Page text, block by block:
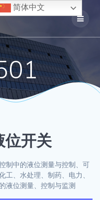
位开关
制中的液位测量与控制、可
、水处理、制药、电力、
液位测量、控制与监测
简体中文